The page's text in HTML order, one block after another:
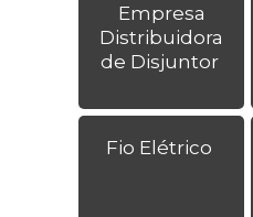
Empresa
Distribuidora
de Disjuntor
Fio Elétrico